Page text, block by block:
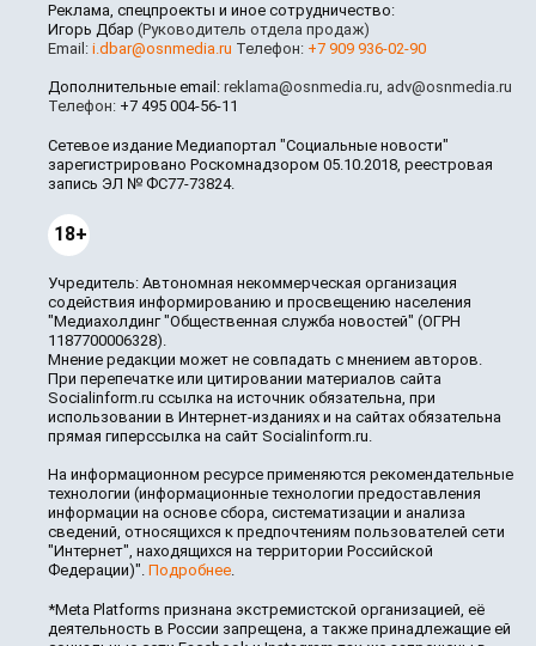
Реклама, спецпроекты и иное сотрудничество:
Игорь Дбар (Руководитель отдела продаж)
Email: i.dbar@osnmedia.ru Телефон: +7 909 936-02-90
Дополнительные email: reklama@osnmedia.ru, adv@osnmedia.ru
Телефон: +7 495 004-56-11
Сетевое издание Медиапортал "Социальные новости"
зарегистрировано Роскомнадзором 05.10.2018, реестровая
запись ЭЛ № ФС77-73824.
18+
Учредитель: Автономная некоммерческая организация
содействия информированию и просвещению населения
"Медиахолдинг "Общественная служба новостей" (ОГРН
1187700006328).
Мнение редакции может не совпадать с мнением авторов.
При перепечатке или цитировании материалов сайта
Socialinform.ru ссылка на источник обязательна, при
использовании в Интернет-изданиях и на сайтах обязательна
прямая гиперссылка на сайт Socialinform.ru.
На информационном ресурсе применяются рекомендательные
технологии (информационные технологии предоставления
информации на основе сбора, систематизации и анализа
сведений, относящихся к предпочтениям пользователей сети
"Интернет", находящихся на территории Российской
Федерации)". Подробнее.
*Meta Platforms признана экстремистской организацией, её
деятельность в России запрещена, а также принадлежащие ей